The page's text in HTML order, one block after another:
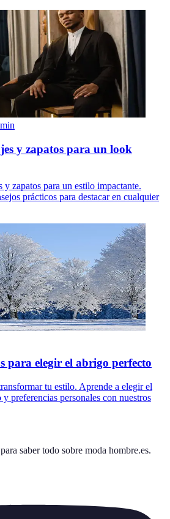
min
y zapatos para un look
zapatos para un estilo impactante.
prácticos para destacar en cualquier
para elegir el abrigo perfecto
tu estilo. Aprende a elegir el
preferencias personales con nuestros
saber todo sobre moda hombre.es.